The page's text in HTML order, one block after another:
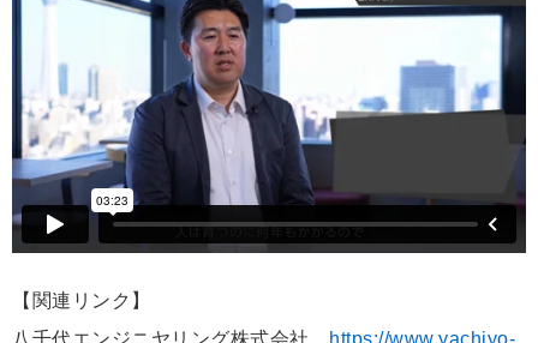
【関連リンク】
八千代エンジニヤリング株式会社
https://www.yachiyo-